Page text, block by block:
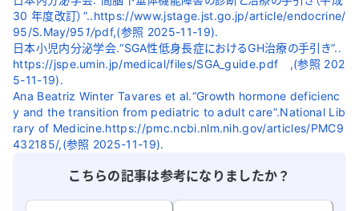
30 年度改訂）”..https://www.jstage.jst.go.jp/article/endocrine/
95/S.May/951/pdf,(参照 2025-11-19).
日本小児内分泌学会.“SGA性低身長症におけるGH治療の手引き”..
https://jspe.umin.jp/medical/files/SGA_guide.pdf ,(参照 202
5-11-19).
Ana Beatriz Winter Tavares et al.“Growth hormone deficienc
y and the transition from pediatric to adult care”.National Lib
rary of Medicine.https://pmc.ncbi.nlm.nih.gov/articles/PMC9
432185/,(参照 2025-11-19).
こちらの記事は参考になりましたか？